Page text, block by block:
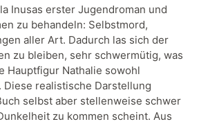
Inusas erster Jugendroman und
zu behandeln: Selbstmord,
aller Art. Dadurch las sich der
zu bleiben, sehr schwermütig, was
Hauptfigur Nathalie sowohl
realistische Darstellung
selbst aber stellenweise schwer
zu kommen scheint. Aus